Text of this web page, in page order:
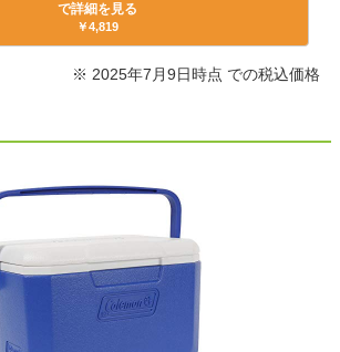
で詳細を見る
￥4,819
※ 2025年7月9日時点 での税込価格